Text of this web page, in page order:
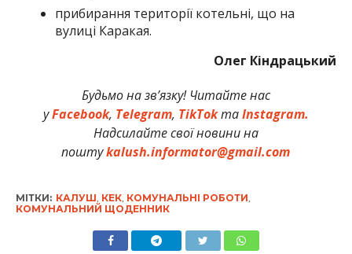
прибирання території котельні, що на
вулиці Каракая.
Олег Кіндрацький
Будьмо на зв’язку! Читайте нас
уFacebook, Telegram, TikTokтаInstagram.
Надсилайте свої новини на
поштуkalush.informator@gmail.com
МІТКИ: КАЛУШ КЕК, КОМУНАЛЬНІ РОБОТИ
КОМУНАЛЬНИЙ ЩОДЕННИК